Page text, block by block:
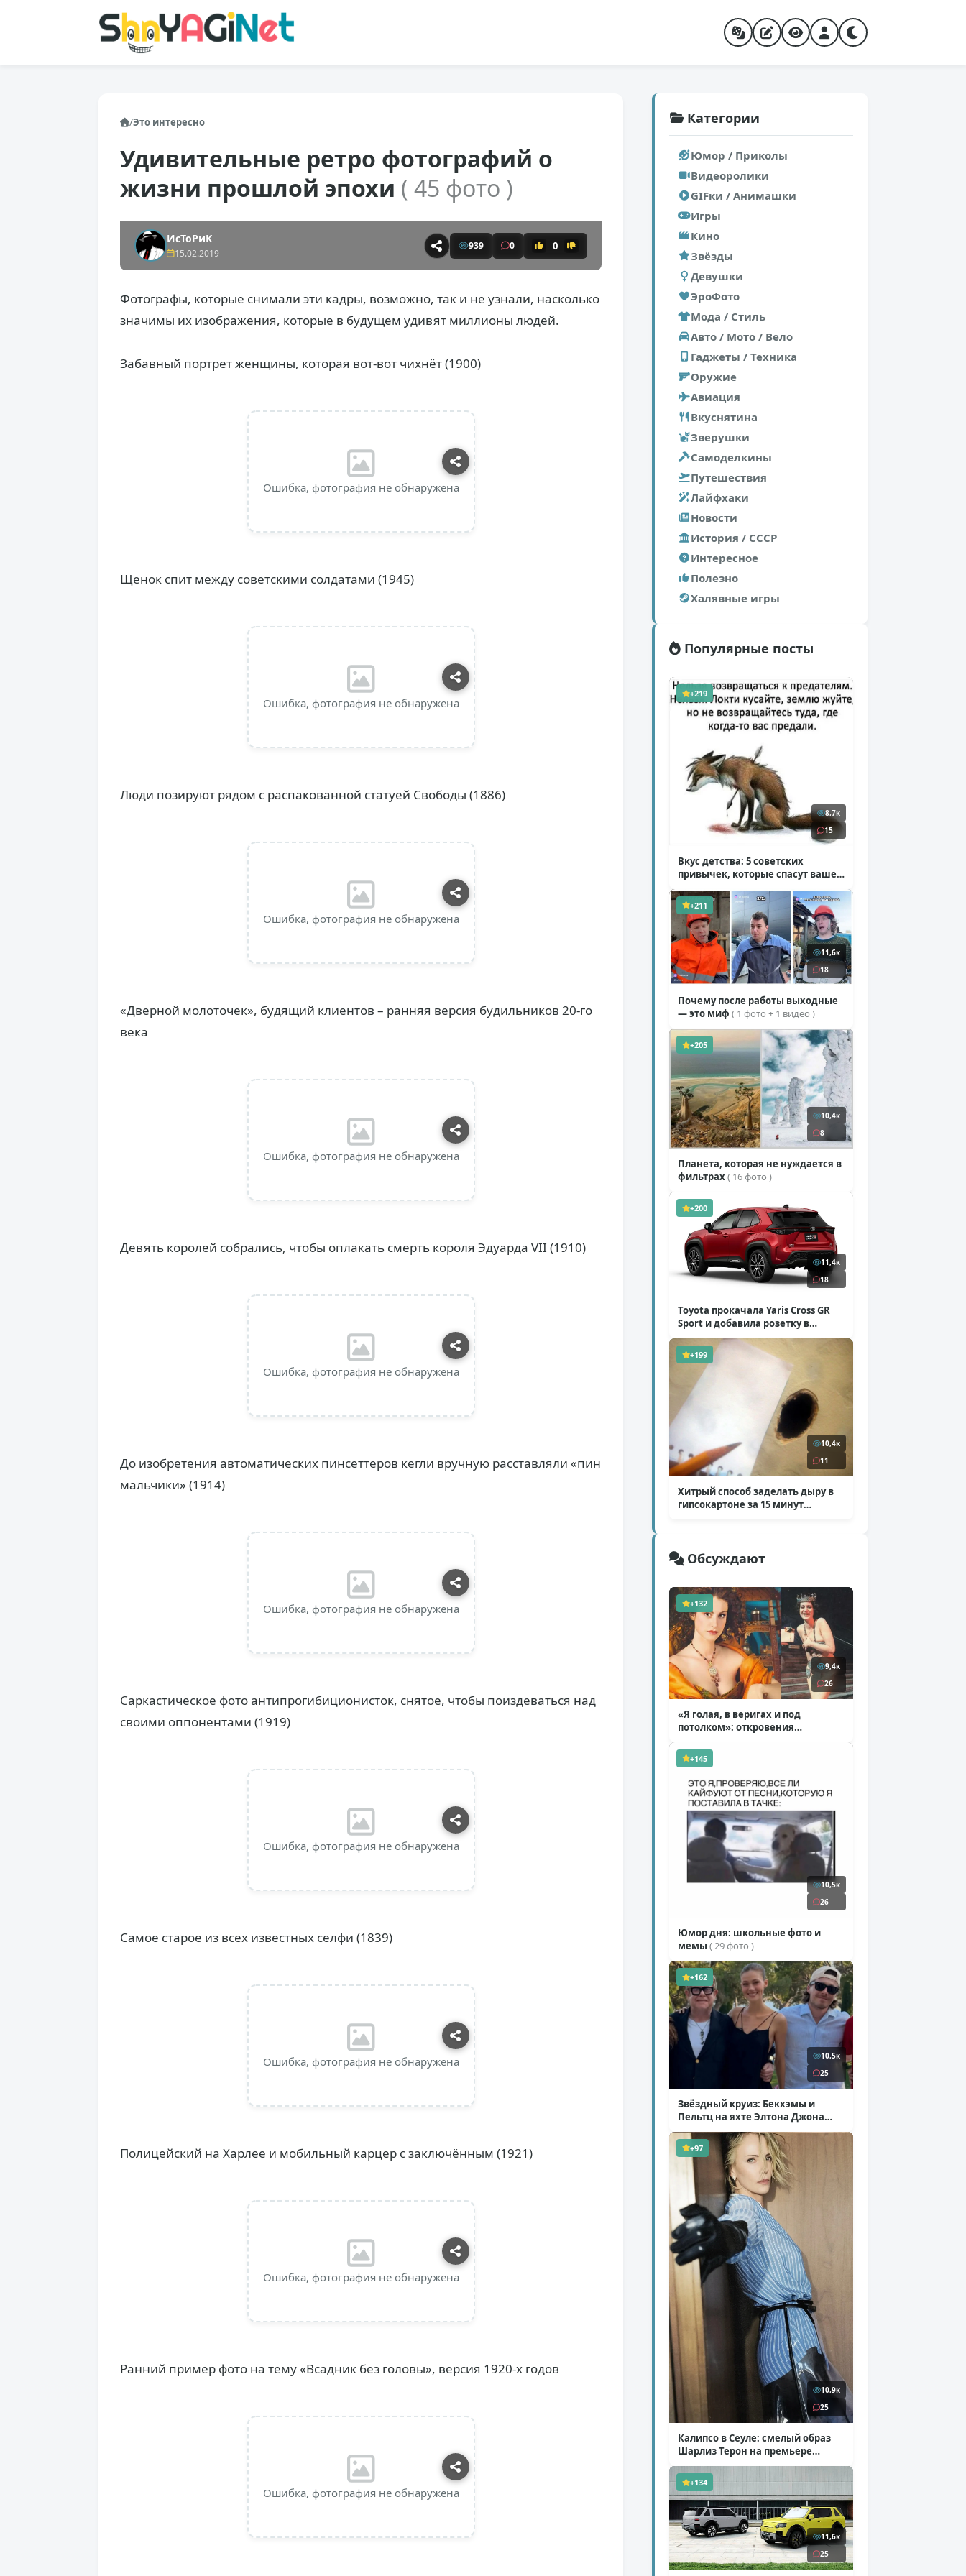
/Это интересно
Удивительные ретро фотографий о
жизни прошлой эпохи ( 45 фото )
ИсТоРиК
15.02.2019
939 0 0
Фотографы, которые снимали эти кадры, возможно, так и не узнали, насколько
значимы их изображения, которые в будущем удивят миллионы людей.
Забавный портрет женщины, которая вот-вот чихнёт (1900)
Ошибка, фотография не обнаружена
Щенок спит между советскими солдатами (1945)
Ошибка, фотография не обнаружена
Люди позируют рядом с распакованной статуей Свободы (1886)
Ошибка, фотография не обнаружена
«Дверной молоточек», будящий клиентов – ранняя версия будильников 20-го
века
Ошибка, фотография не обнаружена
Девять королей собрались, чтобы оплакать смерть короля Эдуарда VII (1910)
Ошибка, фотография не обнаружена
До изобретения автоматических пинсеттеров кегли вручную расставляли «пин
мальчики» (1914)
Ошибка, фотография не обнаружена
Саркастическое фото антипрогибиционисток, снятое, чтобы поиздеваться над
своими оппонентами (1919)
Ошибка, фотография не обнаружена
Самое старое из всех известных селфи (1839)
Ошибка, фотография не обнаружена
Полицейский на Харлее и мобильный карцер с заключённым (1921)
Ошибка, фотография не обнаружена
Ранний пример фото на тему «Всадник без головы», версия 1920-х годов
Ошибка, фотография не обнаружена
Категории
Юмор / Приколы
Видеоролики
GIFки / Анимашки
Игры
Кино
Звёзды
Девушки
ЭроФото
Мода / Стиль
Авто / Мото / Вело
Гаджеты / Техника
Оружие
Авиация
Вкуснятина
Зверушки
Самоделкины
Путешествия
Лайфхаки
Новости
История / СССР
Интересное
Полезно
Халявные игры
Популярные посты
+219
8,7к
15
Вкус детства: 5 советских
привычек, которые спасут ваше
+211
11,6к
18
Почему после работы выходные
— это миф ( 1 фото + 1 видео )
+205
10,4к
8
Планета, которая не нуждается в
фильтрах( 16 фото )
+200
11,4к
18
Toyota прокачала Yaris Cross GR
Sport и добавила розетку в
Harrier( 5 фото )
+199
10,4к
11
Хитрый способ заделать дыру в
гипсокартоне за 15 минут
Обсуждают
+132
9,4к
26
«Я голая, в веригах и под
потолком»: откровения
( 11 фото )
+145
10,5к
26
Юмор дня: школьные фото и
мемы ( 29 фото )
+162
10,5к
25
Звёздный круиз: Бекхэмы и
Пельтц на яхте Элтона Джона
( 12 фото )
+97
10,9к
25
Калипсо в Сеуле: смелый образ
Шарлиз Терон на премьере
«Одиссеи»( 6 фото )
+134
11,6к
25